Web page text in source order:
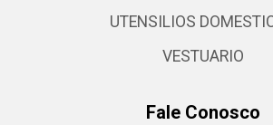
UTENSILIOS
VESTUARIO
Fale Conosco